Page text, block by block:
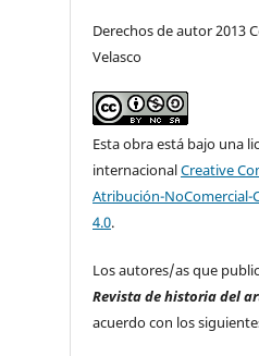
Derechos de autor 2013
Velasco
Esta obra está bajo una
internacionalCreative
Atribución-
4.0.
Los autores/as que
Revista de historia del
acuerdo con los